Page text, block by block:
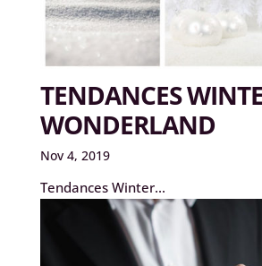
TENDANCES
WONDERLAND
Nov 4, 2019
Tendances Winter...